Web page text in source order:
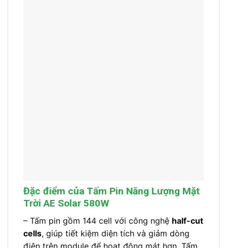
Đặc điểm của Tấm Pin Năng Lượng Mặt
Trời AE Solar 580W
– Tấm pin gồm 144 cell với công nghệ half-cut
cells, giúp tiết kiệm diện tích và giảm dòng
điện trên module để hoạt động mát hơn. Tấm